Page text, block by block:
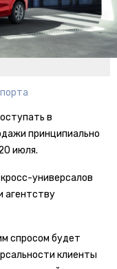
в
принципиально
июля.
универсалов
агентству
спросом будет
клиенты